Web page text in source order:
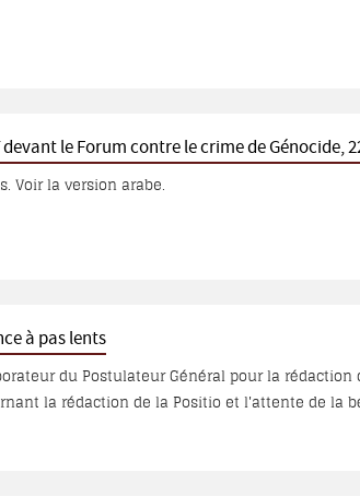
le Forum contre le crime de Génocide,
Texte non disponible en Français. Voir la version arabe.
à pas lents
du Postulateur Général pour la
la rédaction de la Positio et l'attente de la